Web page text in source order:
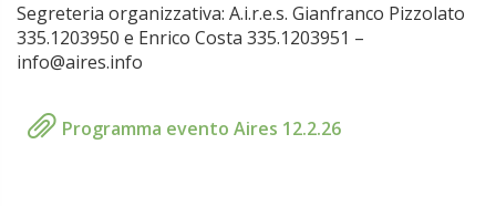
Segreteria organizzativa: A.i.r.e.s. Gianfranco Pizzolato
335.1203950 e Enrico Costa 335.1203951 –
info@aires.info
Programma evento Aires 12.2.26